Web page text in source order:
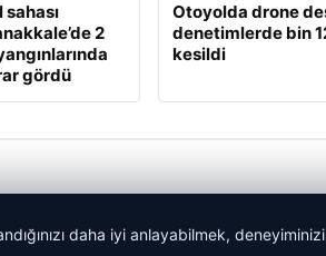
2
gördü
Otoyolda drone
denetimlerde bin
kesildi
daha iyi anlayabilmek,